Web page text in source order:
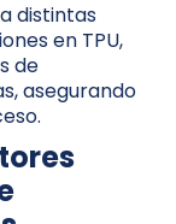
distintas
en TPU,
de
asegurando